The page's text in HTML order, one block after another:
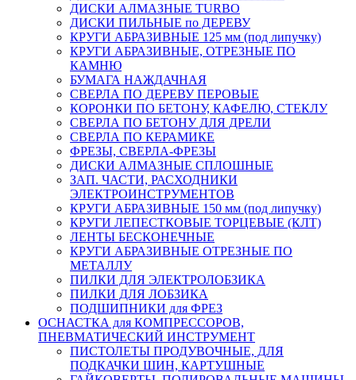
ДИСКИ АЛМАЗНЫЕ TURBO
ДИСКИ ПИЛЬНЫЕ по ДЕРЕВУ
КРУГИ АБРАЗИВНЫЕ 125 мм (под липучку)
КРУГИ АБРАЗИВНЫЕ, ОТРЕЗНЫЕ ПО
КАМНЮ
БУМАГА НАЖДАЧНАЯ
СВЕРЛА ПО ДЕРЕВУ ПЕРОВЫЕ
КОРОНКИ ПО БЕТОНУ, КАФЕЛЮ, СТЕКЛУ
СВЕРЛА ПО БЕТОНУ ДЛЯ ДРЕЛИ
СВЕРЛА ПО КЕРАМИКЕ
ФРЕЗЫ, СВЕРЛА-ФРЕЗЫ
ДИСКИ АЛМАЗНЫЕ СПЛОШНЫЕ
ЗАП. ЧАСТИ, РАСХОДНИКИ
ЭЛЕКТРОИНСТРУМЕНТОВ
КРУГИ АБРАЗИВНЫЕ 150 мм (под липучку)
КРУГИ ЛЕПЕСТКОВЫЕ ТОРЦЕВЫЕ (КЛТ)
ЛЕНТЫ БЕСКОНЕЧНЫЕ
КРУГИ АБРАЗИВНЫЕ ОТРЕЗНЫЕ ПО
МЕТАЛЛУ
ПИЛКИ ДЛЯ ЭЛЕКТРОЛОБЗИКА
ПИЛКИ ДЛЯ ЛОБЗИКА
ПОДШИПНИКИ для ФРЕЗ
ОСНАСТКА для КОМПРЕССОРОВ,
ПНЕВМАТИЧЕСКИЙ ИНСТРУМЕНТ
ПИСТОЛЕТЫ ПРОДУВОЧНЫЕ, ДЛЯ
ПОДКАЧКИ ШИН, КАРТУШНЫЕ